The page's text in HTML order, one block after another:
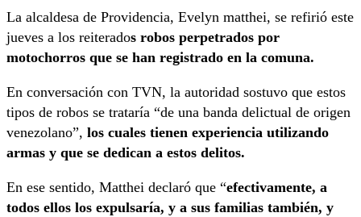
La alcaldesa de Providencia, Evelyn matthei, se refirió este
jueves a los reiterados robos perpetrados por
motochorros que se han registrado en la comuna.
En conversación con TVN, la autoridad sostuvo que estos
tipos de robos se trataría “de una banda delictual de origen
venezolano”, los cuales tienen experiencia utilizando
armas y que se dedican a estos delitos.
En ese sentido, Matthei declaró que “efectivamente, a
todos ellos los expulsaría, y a sus familias también, y